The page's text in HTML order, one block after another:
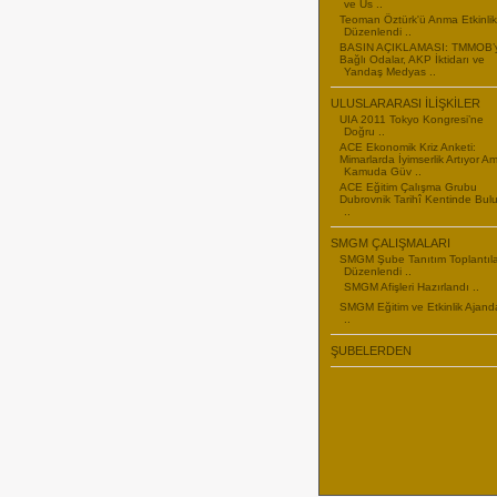
ve Us ..
Teoman Öztürk'ü Anma
Düzenlendi ..
BASIN AÇIKLAMASI:
Bağlı Odalar, AKP İktidarı ve
Yandaş Medyas ..
ULUSLARARASI İLİŞKİLER
UIA 2011 Tokyo Kongresi’ne
Doğru ..
ACE Ekonomik Kriz Anketi:
Mimarlarda İyimserlik Artıyor
Kamuda Güv ..
ACE Eğitim Çalışma Grubu
Dubrovnik Tarihî Kentinde
SMGM ÇALIŞMALARI
SMGM Şube Tanıtım
Düzenlendi ..
SMGM Afişleri Hazırlandı ..
SMGM Eğitim ve Etkinlik
ŞUBELERDEN